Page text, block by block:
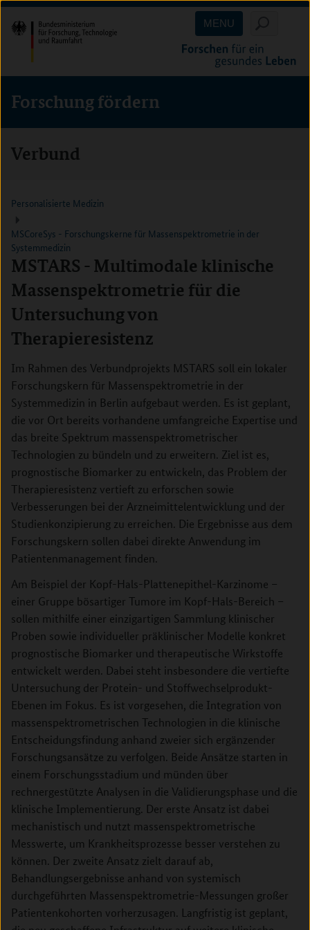
Direkt
zum
Inhalt
(Eingabetaste)
Direkt
zum
Hauptmenu
(Eingabetaste)
Direkt
zur
Suche
(Eingabetaste)
MENU
Forschung fördern
Verbund
Personalisierte Medizin
MSCoreSys - Forschungskerne für Massenspektrometrie in der
Systemmedizin
MSTARS - Multimodale klinische
Massenspektrometrie für die
Untersuchung von
Therapieresistenz
Im Rahmen des Verbundprojekts MSTARS soll ein lokaler
Forschungskern für Massenspektrometrie in der
Systemmedizin in Berlin aufgebaut werden. Es ist geplant,
die vor Ort bereits vorhandene umfangreiche Expertise und
das breite Spektrum massenspektrometrischer
Technologien zu bündeln und zu erweitern. Ziel ist es,
prognostische Biomarker zu entwickeln, das Problem der
Therapieresistenz vertieft zu erforschen sowie
Verbesserungen bei der Arzneimittelentwicklung und der
Studienkonzipierung zu erreichen. Die Ergebnisse aus dem
Forschungskern sollen dabei direkte Anwendung im
Patientenmanagement finden.
Am Beispiel der Kopf-Hals-Plattenepithel-Karzinome –
einer Gruppe bösartiger Tumore im Kopf-Hals-Bereich –
sollen mithilfe einer einzigartigen Sammlung klinischer
Proben sowie individueller präklinischer Modelle konkret
prognostische Biomarker und therapeutische Wirkstoffe
entwickelt werden. Dabei steht insbesondere die vertiefte
Untersuchung der Protein- und Stoffwechselprodukt-
Ebenen im Fokus. Es ist vorgesehen, die Integration von
massenspektrometrischen Technologien in die klinische
Entscheidungsfindung anhand zweier sich ergänzender
Forschungsansätze zu verfolgen. Beide Ansätze starten in
einem Forschungsstadium und münden über
rechnergestützte Analysen in die Validierungsphase und die
klinische Implementierung. Der erste Ansatz ist dabei
mechanistisch und nutzt massenspektrometrische
Messwerte, um Krankheitsprozesse besser verstehen zu
können. Der zweite Ansatz zielt darauf ab,
Behandlungsergebnisse anhand von systemisch
durchgeführten Massenspektrometrie-Messungen großer
Patientenkohorten vorherzusagen. Langfristig ist geplant,